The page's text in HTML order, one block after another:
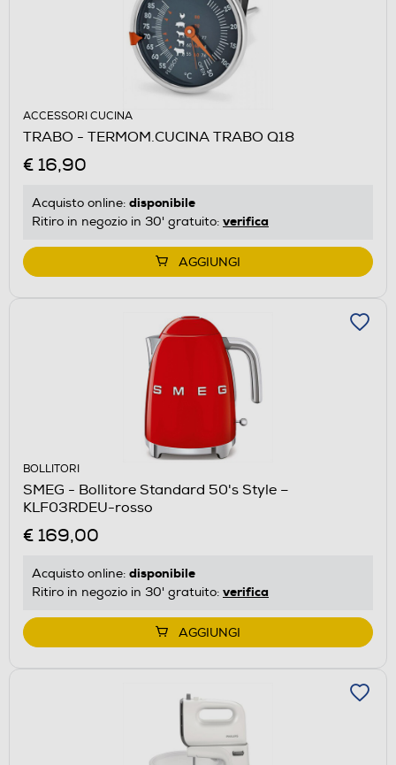
ACCESSORI CUCINA
TRABO - TERMOM.CUCINA TRABO Q18
€ 16,90
Acquisto online: disponibile
Ritiro in negozio in 30' gratuito: verifica
AGGIUNGI
BOLLITORI
SMEG - Bollitore Standard 50's Style –
KLF03RDEU-rosso
€ 169,00
Acquisto online: disponibile
Ritiro in negozio in 30' gratuito: verifica
AGGIUNGI